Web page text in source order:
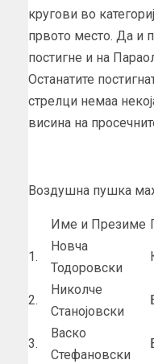
кругови во
првото место. Да и
постигне и на
Останатите
стрелци немаа
висина на
Воздушна пушка
Име и Презиме
1.
Новча
Тодоровски
2.
Николче
Станојовски
3.
Васко
Стефановски